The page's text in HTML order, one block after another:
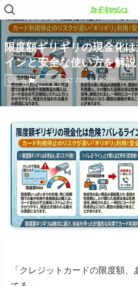
限度額ギリギリの現金化
インと安全な使い方を解説
広告 ニュース 2026年4月27日
「クレジットカードの限度額、